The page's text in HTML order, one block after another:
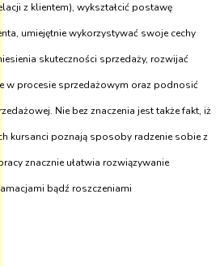
z klientem), wykształcić postawę
umiejętnie wykorzystywać swoje cechy
skuteczności sprzedaży, rozwijać
w procesie sprzedażowym oraz podnosić
Nie bez znaczenia jest także fakt, iż
kursanci poznają sposoby radzenie sobie z
znacznie ułatwia rozwiązywanie
bądź roszczeniami